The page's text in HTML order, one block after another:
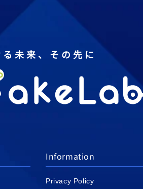
未来、その先に
Information
Privacy Policy